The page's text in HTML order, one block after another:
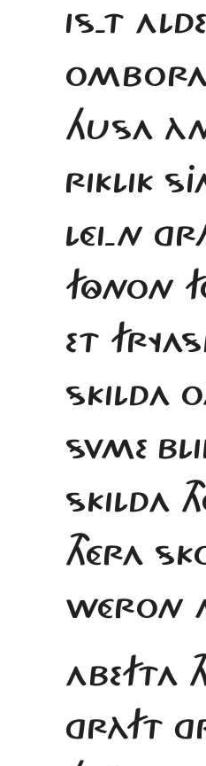
IS-T
HUSA
RIKLIK
LÉI-N
FÔNON
ET
SKILDA
SVME
SKILDA
THÉRA
WÉRON
ABEFTA
GRÀFT